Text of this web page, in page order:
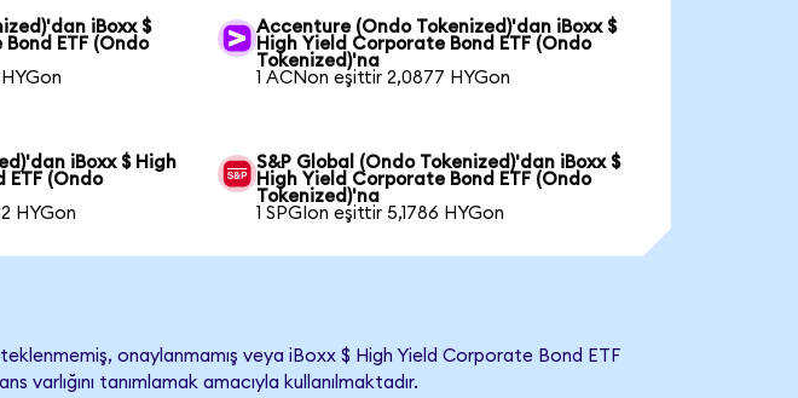
iBoxx $
ETF (Ondo
Accenture (Ondo Tokenized)'dan iBoxx $
High Yield Corporate Bond ETF (Ondo
Tokenized)'na
1 ACNon eşittir 2,0877 HYGon
iBoxx $ High
ETF (Ondo
HYGon
S&P Global (Ondo Tokenized)'dan iBoxx $
High Yield Corporate Bond ETF (Ondo
Tokenized)'na
1 SPGIon eşittir 5,1786 HYGon
onaylanmamış veya iBoxx $ High Yield Corporate Bond ETF
tanımlamak amacıyla kullanılmaktadır.